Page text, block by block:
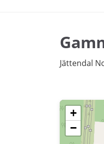
Jättendal
+
−